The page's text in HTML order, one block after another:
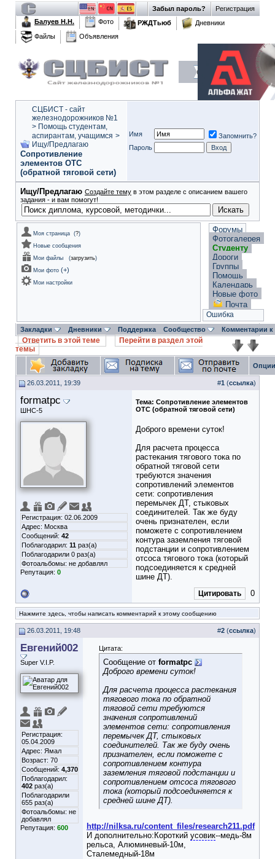
Регистрация
Забыл пароль?
Балуев Н.Н.
Фото РЖДТьюб
Дневники
Файлы
Объявления
СЦБИСТ - сайт
железнодорожников №1
> Помощь студентам,
аспирантам, учащимся >
Ищу/Предлагаю
Сопротивление
элементов ОТС
(обратной тяговой сети)
Имя
Запомнить?
Пароль
Ищу/Предлагаю Создайте тему в этом разделе с описанием вашего
задания - и вам помогут!
Моя страница (?)
Новые сообщения
Мои файлы
(загрузить)
Мои фото (+)
Мои настройки
Форумы
Фотогалерея
Студенту
Дороги
Группы
Помощь
Календарь
Новые фото
Почта
Ошибка
Закладки Дневники Поддержка Сообщество Комментарии
Ответить в этой теме
Перейти в раздел этой
темы
26.03.2011, 19:39 #1 (ссылка)
formatpc
ШНС-5
Регистрация: 02.06.2009
Адрес: Москва
Сообщений: 42
Поблагодарил: 11 раз(а)
Поблагодарили 0 раз(а)
Фотоальбомы: не добавлял
Репутация: 0
Тема: Сопротивление элементов
ОТС (обратной тяговой сети)
Доброго времени суток!
Для расчета процесса
растекания тягового тока по
обратной тяговой сети
требуются значения
сопротивлений элементов
сети: сопротивления
перемычек ДТ, стыковых
соединителей. Так же буду
очень признателен, если
поможете с сопротивлением
контура заземления тяговой
подстанции и сопротивлением
отсоса тягового тока (который
подсоединяется к средней
шине ДТ).
Цитировать 0
Нажмите здесь, чтобы написать комментарий к этому сообщению
26.03.2011, 19:48 #2 (ссылка)
Евгений002
Super V.I.P.
Регистрация:
05.04.2009
Адрес: Ямал
Возраст: 70
Сообщений: 4,370
Поблагодарил:
402 раз(а)
Поблагодарили
655 раз(а)
Фотоальбомы: не
добавлял
Репутация: 600
Цитата:
Сообщение от formatpc
Доброго времени суток!
Для расчета процесса растекания
тягового тока по обратной
тяговой сети требуются
значения сопротивлений
элементов сети: сопротивления
перемычек ДТ, стыковых
соединителей. Так же буду очень
признателен, если поможете с
сопротивлением контура
заземления тяговой подстанции и
сопротивлением отсоса тягового
тока (который подсоединяется к
средней шине ДТ).
http://nilksa.ru/content_files/research211.pdf
И дополнительно:Короткий усовик--медь-8м
рельса, Алюминевый-10м,
Сталемедный-18м